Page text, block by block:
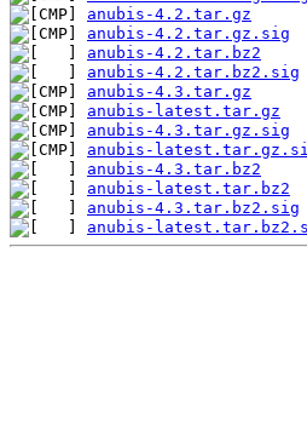
anubis-4.2.tar.gz
anubis-4.2.tar.gz.sig
anubis-4.2.tar.bz2
anubis-4.2.tar.bz2.sig
anubis-4.3.tar.gz
anubis-latest.tar.gz
anubis-4.3.tar.gz.sig
anubis-
anubis-4.3.tar.bz2
anubis-latest.tar.bz2
anubis-4.3.tar.bz2.sig
anubis-